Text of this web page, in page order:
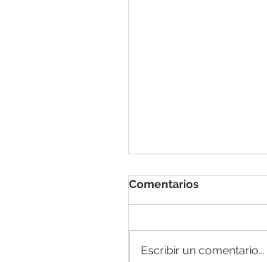
Comentarios
Escribir un comentario...